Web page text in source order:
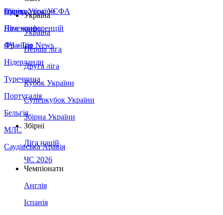
Збірна України
Італія
Німеччина
Франція
Нідерланди
Туреччина
Португалія
Бельгія
МЛС
Саудівська Аравія
Суперкубок УЄФА
Ліга конференцій
ЛЧ - Top News
Україна
Україна
Перша ліга
Друга ліга
Кубок України
Суперкубок України
Збірна України
Збірні
Ліга націй
ЧС 2026
Чемпіонати
Англія
Іспанія